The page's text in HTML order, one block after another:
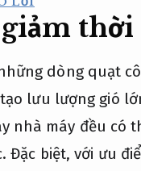
dòng quạt
lưu lượng gió
nhà máy đều có
Đặc biệt, với ưu